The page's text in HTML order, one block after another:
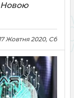
Новою
товарів
буде
17 Жовтня 2020, Сб